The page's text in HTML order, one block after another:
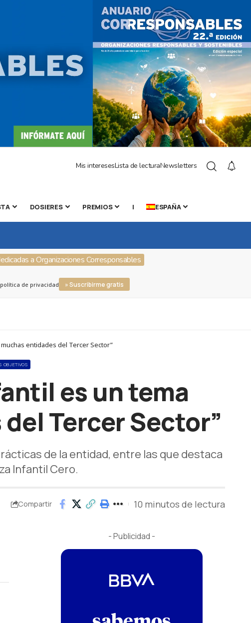
Mis interesesLista de lecturaNewsletters
DOSIERES PREMIOS | ESPAÑA
a Organizaciones Corresponsables
de privacidad » Suscribirme gratis
entidades del Tercer Sector”
OBJETIVOS
es un tema
Tercer Sector”
de la entidad, entre las que destaca
Infantil Cero.
Compartir 10 minutos de lectura
- Publicidad -